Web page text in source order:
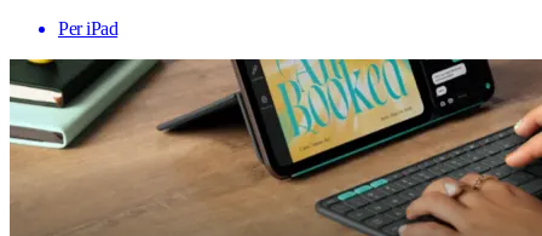
Per iPad